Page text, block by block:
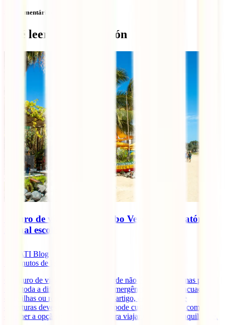
Sem comentários
Qué leer a continuación
Seguro de viagem para Cabo Verde: é obrigatório?
E qual escolher?
IATI Blog
minutos de leitura
O seguro de viagem para Cabo Verde não é obrigatório, mas pode
fazer toda a diferença em caso de emergência médica, evacuação
entre ilhas ou repatriamento. Neste artigo, explicamos que
coberturas deves valorizar, quanto pode custar o seguro e como
escolher a opção mais adequada para viajar com mais tranquilidade.